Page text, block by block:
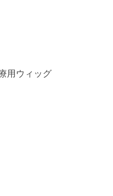
用ウィッグ